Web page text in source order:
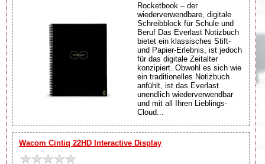
Rocketbook – der
wiederverwendbare, digitale
Schreibblock für Schule und
Beruf Das Everlast Notizbuch
bietet ein klassisches Stift-
und Papier-Erlebnis, ist jedoch
für das digitale Zeitalter
konzipiert. Obwohl es sich wie
ein traditionelles Notizbuch
anfühlt, ist das Everlast
unendlich wiederverwendbar
und mit all Ihren Lieblings-
Cloud...
Wacom Cintiq 22HD Interactive Display